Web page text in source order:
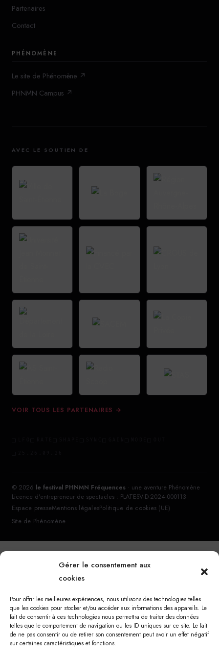
Gérer le consentement aux
cookies
Pour offrir les meilleures expériences, nous utilisons des technologies telles
que les cookies pour stocker et/ou accéder aux informations des appareils. Le
fait de consentir à ces technologies nous permettra de traiter des données
telles que le comportement de navigation ou les ID uniques sur ce site. Le fait
de ne pas consentir ou de retirer son consentement peut avoir un effet négatif
sur certaines caractéristiques et fonctions.
Partenaires
Contact
PHÉNOMÈNE
Le site de Phénomène ↗
PHNMN Campus ↗
AVEC LE SOUTIEN DE
VOIR TOUS LES PARTENAIRES →
© 2026 le festival PHNMN Fréquences · une aventure Phénomène
Licence d'entrepreneur de spectacles : PLATESV-D-2024-000113
Espace presseMentions légalesPolitique de cookies (UE)
Site de Phénomène